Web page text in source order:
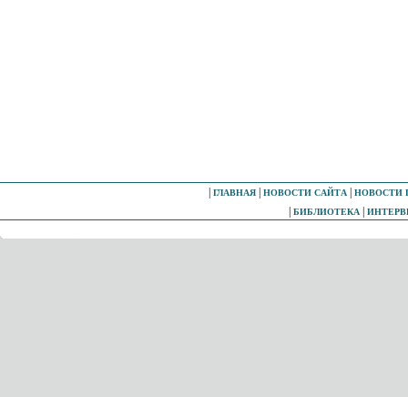
ГЛАВНАЯ| НОВОСТИ САЙТА| НОВОСТИ
БИБЛИОТЕКА|